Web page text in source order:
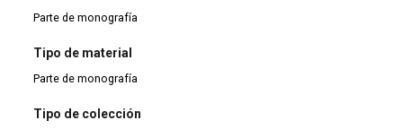
Parte de monografía
Tipo de material
Parte de monografía
Tipo de colección